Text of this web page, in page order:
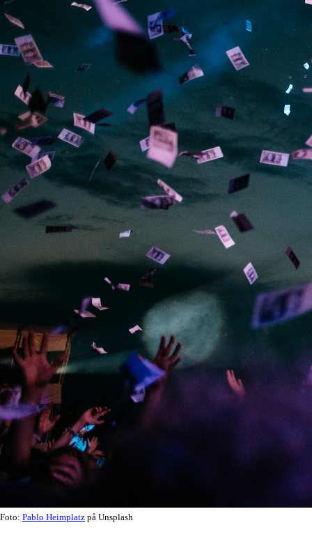
Foto: Pablo Heimplatz på Unsplash